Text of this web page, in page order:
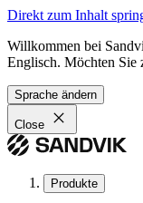
Direkt zum Inhalt
Willkommen bei
Englisch. Möchten Sie
Sprache ändern
Close
Produkte